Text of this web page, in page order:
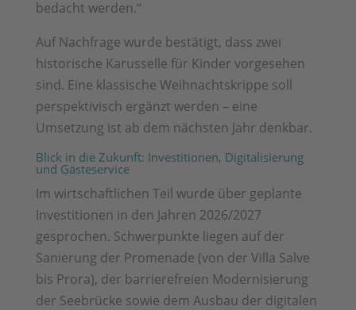
bedacht werden.“
Auf Nachfrage wurde bestätigt, dass zwei
historische Karusselle für Kinder vorgesehen
sind. Eine klassische Weihnachtskrippe soll
perspektivisch ergänzt werden – eine
Umsetzung ist ab dem nächsten Jahr denkbar.
Blick in die Zukunft: Investitionen, Digitalisierung
und Gästeservice
Im wirtschaftlichen Teil wurde über geplante
Investitionen in den Jahren 2026/2027
gesprochen. Schwerpunkte liegen auf der
Sanierung der Promenade (von der Villa Salve
bis Prora), der barrierefreien Modernisierung
der Seebrücke sowie dem Ausbau der digitalen